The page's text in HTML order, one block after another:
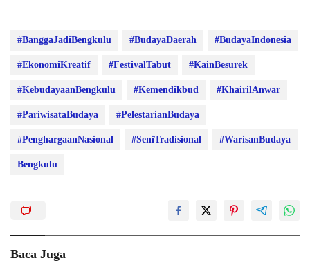
#BanggaJadiBengkulu #BudayaDaerah #BudayaIndonesia
#EkonomiKreatif #FestivalTabut #KainBesurek
#KebudayaanBengkulu #Kemendikbud #KhairilAnwar
#PariwisataBudaya #PelestarianBudaya
#PenghargaanNasional #SeniTradisional #WarisanBudaya
Bengkulu
Baca Juga